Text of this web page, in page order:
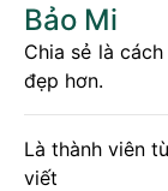
Bảo Mi
Chia sẻ là
đẹp hơn.
Là thành viên
viết